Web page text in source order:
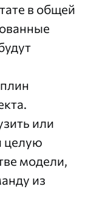
в общей
или
целую
модели,
из